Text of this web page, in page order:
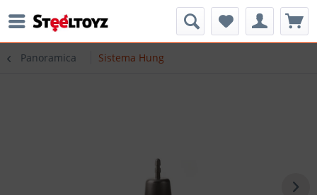
Panoramica Sistema Hung